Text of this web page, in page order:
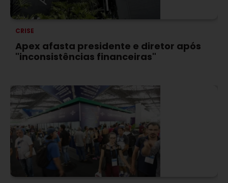
CRISE
Apex afasta presidente e diretor após
"inconsistências financeiras"